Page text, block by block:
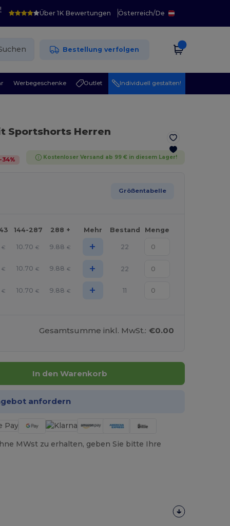
Über 1K Bewertungen Österreich/De
Bestellung verfolgen
Werbegeschenke Outlet Individuell gestalten!
Sportshorts Herren
-34% Kostenloser Versand ab 99 € in diesem Lager!
Größentabelle
144-287 288 + Mehr Bestand Menge
€ 10.70 € 9.88 € + 22
€ 10.70 € 9.88 € + 22
€ 10.70 € 9.88 € + 11
Gesamtsumme inkl. MwSt.: €0.00
In den Warenkorb
anfordern
MWst zu erhalten, geben Sie bitte Ihre